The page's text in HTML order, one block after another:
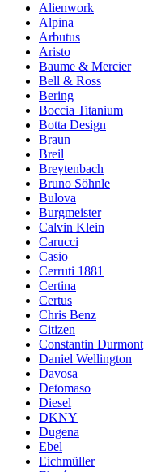
Alienwork
Alpina
Arbutus
Aristo
Baume & Mercier
Bell & Ross
Bering
Boccia Titanium
Botta Design
Braun
Breil
Breytenbach
Bruno Söhnle
Bulova
Burgmeister
Calvin Klein
Carucci
Casio
Cerruti 1881
Certina
Certus
Chris Benz
Citizen
Constantin Durmont
Daniel Wellington
Davosa
Detomaso
Diesel
DKNY
Dugena
Ebel
Eichmüller